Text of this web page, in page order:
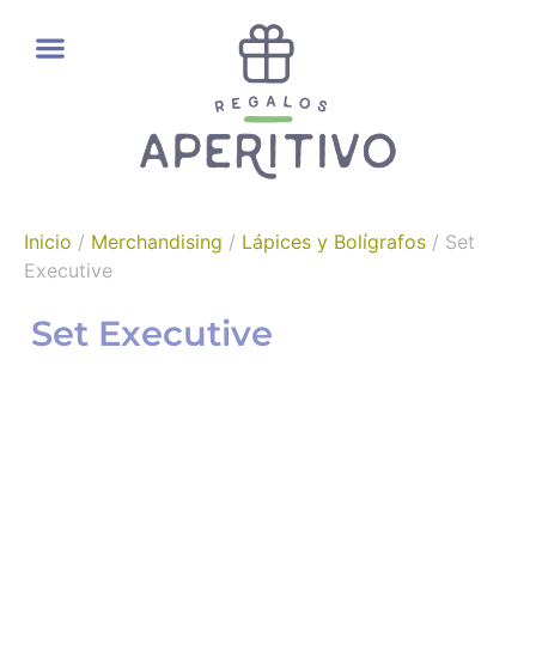
Inicio / Merchandising / Lápices y Bolígrafos / Set
Executive
Set Executive